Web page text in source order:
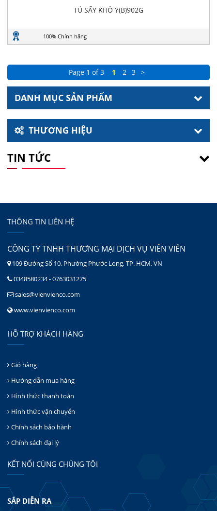
TỦ SẤY KHÔ Y(B)902G
100% Chính hãng
Page 1 of 3 1 2 3 >
DANH MỤC SẢN PHẨM
THƯƠNG HIỆU
TIN TỨC
THÔNG TIN LIÊN HỆ
CÔNG TY TNHH THƯƠNG MẠI DỊCH VỤ VIÊN VIÊN
109 Đường Số 10, Phường Phước Long, TP. HCM, VN
0348580234 - 0763031275
sales@vienvienco.com
www.vienvienco.com
HỖ TRỢ KHÁCH HÀNG
Giỏ hàng
Hướng dẫn mua hàng
Hình thức thanh toán
Hình thức vận chuyển
Chính sách bảo hành
Chính sách đại lý
KẾT NỐI CÙNG CHÚNG TÔI
SẮP DIỄN RA